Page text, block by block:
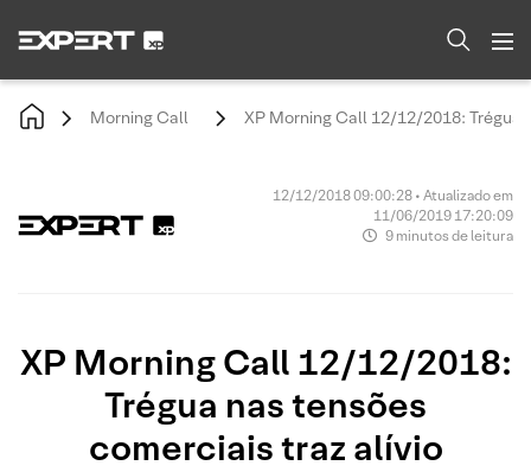
Morning Call XP Morning Call 12/12/2018: Trégua
12/12/2018 09:00:28 • Atualizado em
11/06/2019 17:20:09
9 minutos de leitura
XP Morning Call 12/12/2018:
Trégua nas tensões
comerciais traz alívio